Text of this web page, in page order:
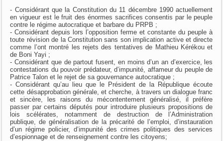
- Considérant que la Constitution du 11 décembre 1990 actuellement
en vigueur est le fruit des énormes sacrifices consentis par le peuple
contre le régime autocratique et barbare du PRPB ;
- Considérant depuis lors l’opposition ferme et constante du peuple à
toute révision de la Constitution sans son implication active et directe
comme l’ont montré les rejets des tentatives de Mathieu Kérékou et
de Boni Yayi ;
- Considérant que de partout fusent, en moins d’un an d’exercice, les
contestations du pouvoir prédateur, d’impunité, affameur du peuple de
Patrice Talon et le rejet de sa gouvernance autocratique ;
- Considérant qu’au lieu que le Président de la République écoute
cette désapprobation générale, et cherche, à travers un dialogue franc
et sincère, les raisons du mécontentement généralisé, il préfère
passer par certains députés pour introduire plusieurs propositions de
lois scélérates, notamment de destruction de l’Administration
publique, de généralisation de la précarité de l’emploi, d’instauration
d’un régime policier, d’impunité des crimes politiques des services
d’espionnage et de renseignement contre les citoyens;